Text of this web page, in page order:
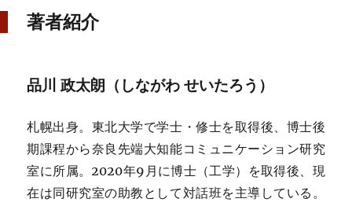
著者紹介
品川 政太朗（しながわ せいたろう）
札幌出身。東北大学で学士・修士を取得後、博士後
期課程から奈良先端大知能コミュニケーション研究
室に所属。2020年9月に博士（工学）を取得後、現
在は同研究室の助教として対話班を主導している。